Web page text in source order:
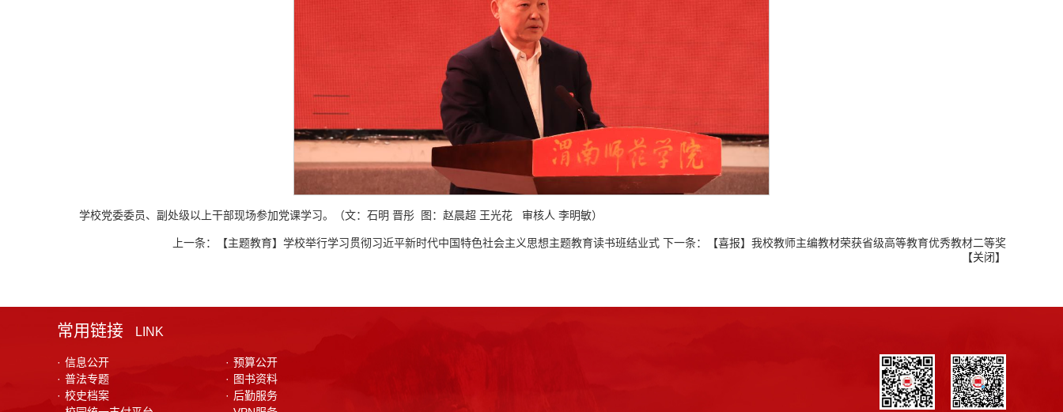
学校党委委员、副处级以上干部现场参加党课学习。（文：石明 晋彤 图：赵晨超 王光花 审核人 李明敏）
上一条： 【主题教育】学校举行学习贯彻习近平新时代中国特色社会主义思想主题教育读书班结业式 下一条：
【喜报】我校教师主编教材荣获省级高等教育优秀教材二等奖
【关闭】
常用链接 LINK
· 信息公开 · 预算公开
· 普法专题 · 图书资料
· 校史档案 · 后勤服务